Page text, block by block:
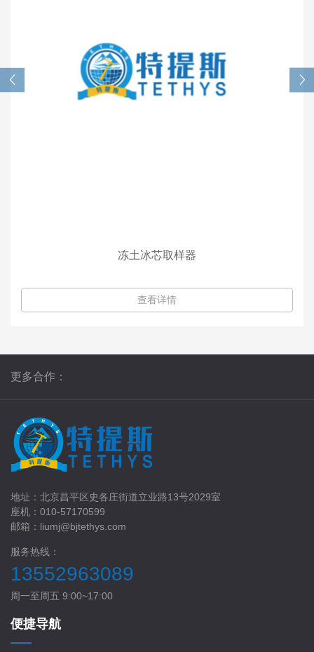
冻土冰芯取样器
查看详情
更多合作：
地址：北京昌平区史各庄街道立业路13号2029室
座机：010-57170599
邮箱：liumj@bjtethys.com
服务热线：
13552963089
周一至周五 9:00~17:00
便捷导航